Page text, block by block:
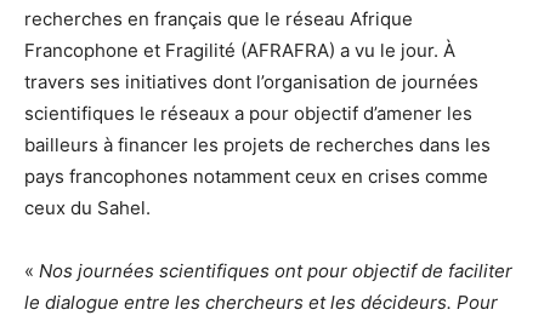
recherches en français que le réseau Afrique
Francophone et Fragilité (AFRAFRA) a vu le jour. À
travers ses initiatives dont l’organisation de journées
scientifiques le réseaux a pour objectif d’amener les
bailleurs à financer les projets de recherches dans les
pays francophones notamment ceux en crises comme
ceux du Sahel.
« Nos journées scientifiques ont pour objectif de faciliter
le dialogue entre les chercheurs et les décideurs. Pour